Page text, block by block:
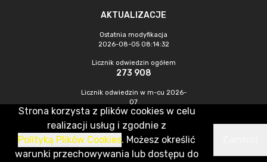
AKTUALIZACJE
Ostatnia modyfikacja
2026-08-05 08:14:32
Licznik odwiedzin ogółem
273 908
Licznik odwiedzin w m-cu 2026-
07
697
CMS & Hosting: Nefeni Sp. z o.o.
Strona korzysta z plików cookies w celu
realizacji usług i zgodnie z
Polityką Plików Cookies. Możesz określić
warunki przechowywania lub dostępu do